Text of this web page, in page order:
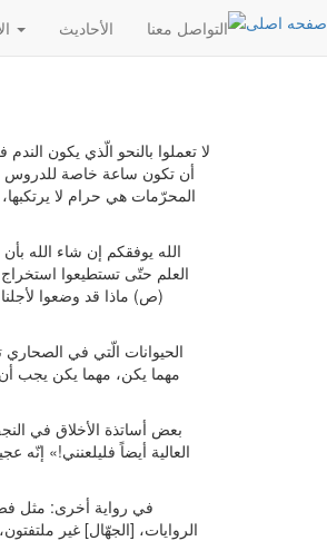
الأحادیث التواصل معنا
لا تعملوا بالنحو الّذي يكون
أن تكون ساعة خاصة للدروس
المحرّمات هي حرام لا
الله يوفقكم إن شاء الله
العلم حتّى تستطيعوا استخراج
(ص) ماذا قد وضعوا
الحيوانات الّتي في
مهما يكن، مهما يكن يجب
بعض أساتذة الأخلاق في
العالية أيضاً فليلعنني!»
في رواية أخرى: مثل
الروايات، [الجهّال] غير